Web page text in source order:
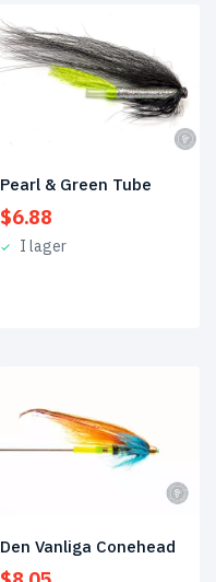
Pearl & Green Tube
$6.88
I lager
Den Vanliga Conehead